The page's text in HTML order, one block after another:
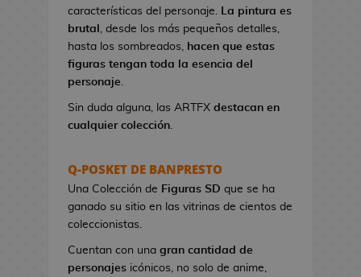
g
o
e
c
s
d
e
características del personaje. La pintura es
brutal , desde los más pequeños detalles,
hasta los sombreados, hacen que estas
figuras tengan toda la esencia del
personaje.
Sin duda alguna, las ARTFX destacan en
cualquier colección.
Q-POSKET DE BANPRESTO
Una Colección de Figuras SD que se ha
ganado su sitio en las vitrinas de cientos de
coleccionistas.
Cuentan con una gran cantidad de
personajes icónicos, no solo de anime,